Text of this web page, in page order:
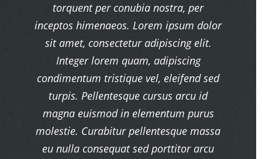
torquent per conubia nostra, per
inceptos himenaeos. Lorem ipsum dolor
sit amet, consectetur adipiscing elit.
Integer lorem quam, adipiscing
condimentum tristique vel, eleifend sed
turpis. Pellentesque cursus arcu id
magna euismod in elementum purus
molestie. Curabitur pellentesque massa
eu nulla consequat sed porttitor arcu